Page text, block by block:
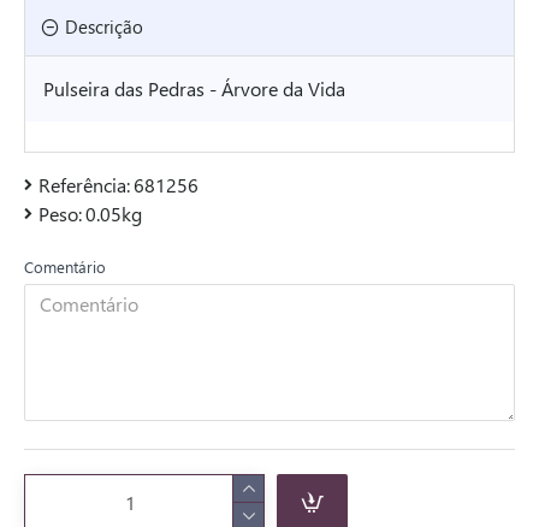
Descrição
Pulseira das Pedras - Árvore da Vida
Referência:681256
Peso:0.05kg
Comentário